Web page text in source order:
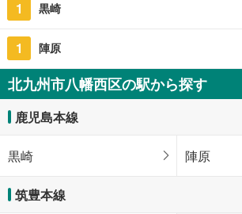
1 黒崎
1 陣原
北九州市八幡西区の駅から探す
鹿児島本線
黒崎 陣原
筑豊本線